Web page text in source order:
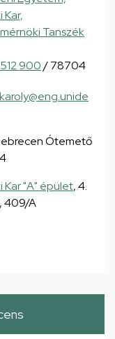
Kar,
Tanszék
900/ 78704
Ótemető
Kar "A" épület, 4.
409/A